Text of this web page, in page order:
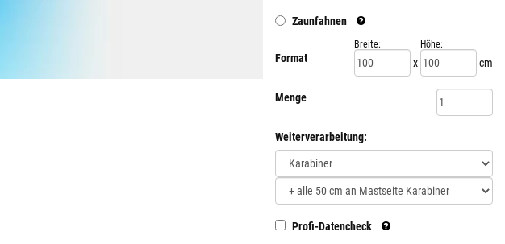
Zaunfahnen
Format
Breite:
x
Höhe:
cm
Menge
Weiterverarbeitung:
Profi-Datencheck